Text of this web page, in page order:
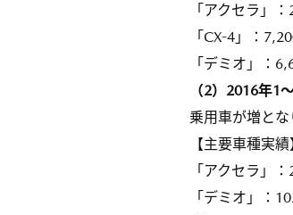
「アクセラ」
「CX-4」：
「デミオ」：
（2）2016年1
乗用車が増とな
【主要車種実績
「アクセラ」
「デミオ」：